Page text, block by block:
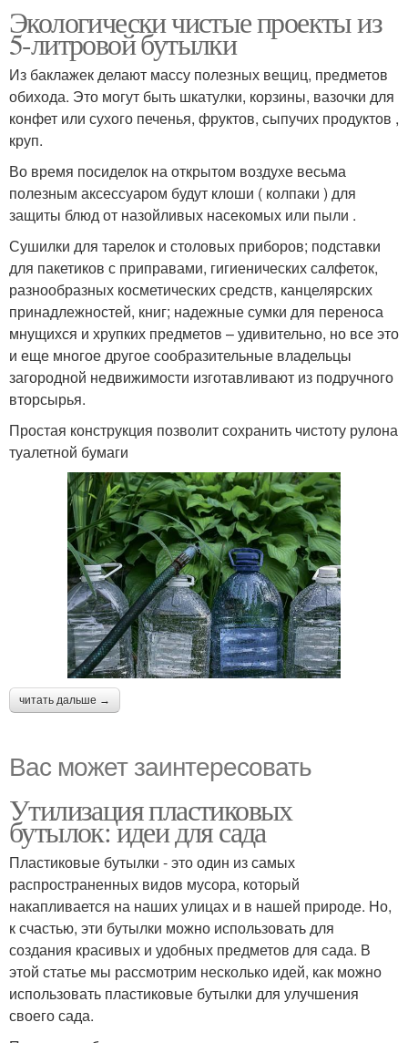
Экологически чистые проекты из
5-литровой бутылки
Из баклажек делают массу полезных вещиц, предметов
обихода. Это могут быть шкатулки, корзины, вазочки для
конфет или сухого печенья, фруктов, сыпучих продуктов ,
круп.
Во время посиделок на открытом воздухе весьма
полезным аксессуаром будут клоши ( колпаки ) для
защиты блюд от назойливых насекомых или пыли .
Сушилки для тарелок и столовых приборов; подставки
для пакетиков с приправами, гигиенических салфеток,
разнообразных косметических средств, канцелярских
принадлежностей, книг; надежные сумки для переноса
мнущихся и хрупких предметов – удивительно, но все это
и еще многое другое сообразительные владельцы
загородной недвижимости изготавливают из подручного
вторсырья.
Простая конструкция позволит сохранить чистоту рулона
туалетной бумаги
читать дальше →
Вас может заинтересовать
Утилизация пластиковых
бутылок: идеи для сада
Пластиковые бутылки - это один из самых
распространенных видов мусора, который
накапливается на наших улицах и в нашей природе. Но,
к счастью, эти бутылки можно использовать для
создания красивых и удобных предметов для сада. В
этой статье мы рассмотрим несколько идей, как можно
использовать пластиковые бутылки для улучшения
своего сада.